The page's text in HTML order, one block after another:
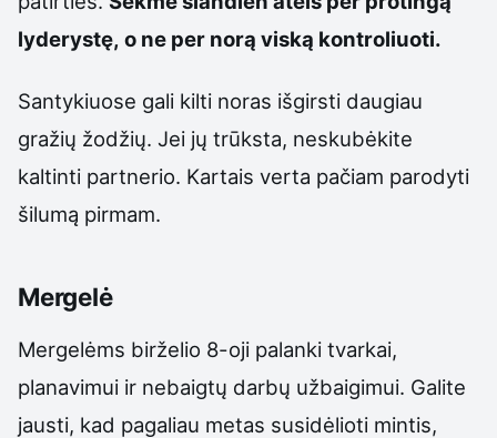
lyderystę, o ne per norą viską kontroliuoti.
Santykiuose gali kilti noras išgirsti daugiau
gražių žodžių. Jei jų trūksta, neskubėkite
kaltinti partnerio. Kartais verta pačiam parodyti
šilumą pirmam.
Mergelė
Mergelėms birželio 8-oji palanki tvarkai,
planavimui ir nebaigtų darbų užbaigimui. Galite
jausti, kad pagaliau metas susidėlioti mintis,